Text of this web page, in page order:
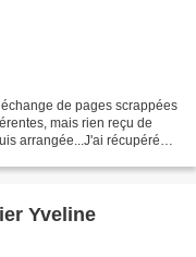
de pages scrappées
mais rien reçu de
arrangée...J'ai récupéré
Yveline